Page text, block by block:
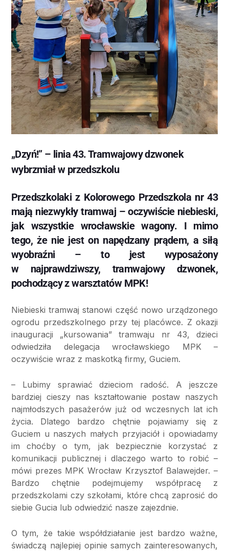
„Dzyń!” – linia 43. Tramwajowy dzwonek
wybrzmiał w przedszkolu
Przedszkolaki z Kolorowego Przedszkola nr 43
mają niezwykły tramwaj – oczywiście niebieski,
jak wszystkie wrocławskie wagony. I mimo
tego, że nie jest on napędzany prądem, a siłą
wyobraźni – to jest wyposażony
w najprawdziwszy, tramwajowy dzwonek,
pochodzący z warsztatów MPK!
Niebieski tramwaj stanowi część nowo urządzonego
ogrodu przedszkolnego przy tej placówce. Z okazji
inauguracji „kursowania” tramwaju nr 43, dzieci
odwiedziła delegacja wrocławskiego MPK –
oczywiście wraz z maskotką firmy, Guciem.
– Lubimy sprawiać dzieciom radość. A jeszcze
bardziej cieszy nas kształtowanie postaw naszych
najmłodszych pasażerów już od wczesnych lat ich
życia. Dlatego bardzo chętnie pojawiamy się z
Guciem u naszych małych przyjaciół i opowiadamy
im choćby o tym, jak bezpiecznie korzystać z
komunikacji publicznej i dlaczego warto to robić –
mówi prezes MPK Wrocław Krzysztof Balawejder. –
Bardzo chętnie podejmujemy współpracę z
przedszkolami czy szkołami, które chcą zaprosić do
siebie Gucia lub odwiedzić nasze zajezdnie.
O tym, że takie współdziałanie jest bardzo ważne,
świadczą najlepiej opinie samych zainteresowanych,